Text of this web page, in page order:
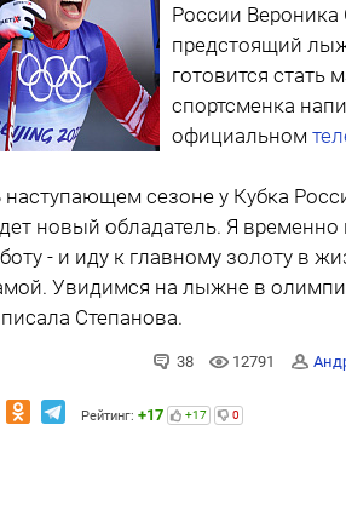
России Вероника
предстоящий
готовится стать
спортсменка
официальном
наступающем сезоне у Кубка
новый обладатель. Я
- и иду к главному золоту в
Увидимся на лыжне в
Степанова.
38 12791
Рейтинг: +17 +17 0